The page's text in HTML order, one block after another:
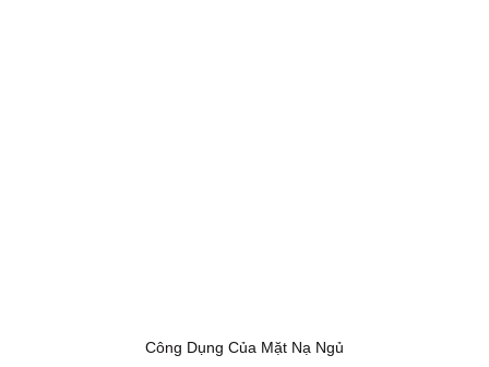
Công Dụng Của Mặt Nạ Ngủ